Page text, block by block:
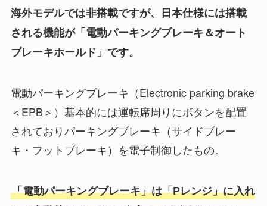
海外モデルでは非搭載ですが、日本仕様には搭載
される機能が「電動パーキングブレーキ＆オート
ブレーキホールド」です。
電動パーキングブレーキ（Electronic parking brake
＜EPB＞）基本的には運転席周りにボタンを配置
されておりパーキングブレーキ（サイドブレー
キ・フットブレーキ）を電子制御したもの。
「電動パーキングブレーキ」は「Pレンジ」に入れ